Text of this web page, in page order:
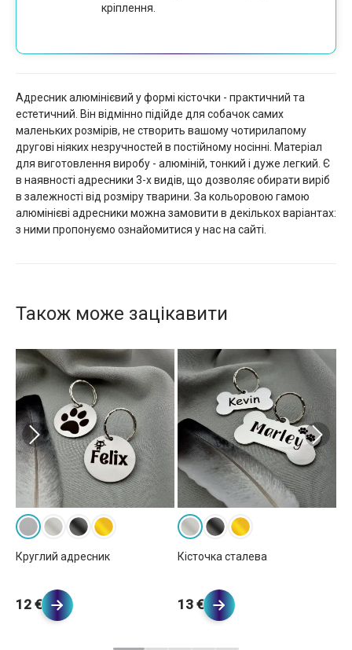
кріплення.
Адресник алюмінієвий у формі кісточки - практичний та
естетичний. Він відмінно підійде для собачок самих
маленьких розмірів, не створить вашому чотирилапому
другові ніяких незручностей в постійному носінні. Матеріал
для виготовлення виробу - алюміній, тонкий і дуже легкий. Є
в наявності адресники 3-х видів, що дозволяє обирати виріб
в залежності від розміру тварини. За кольоровою гамою
алюмінієві адресники можна замовити в декількох варіантах:
з ними пропонуємо ознайомитися у нас на сайті.
Також може зацікавити
Круглий адресник
12 €
Кісточка сталева
13 €